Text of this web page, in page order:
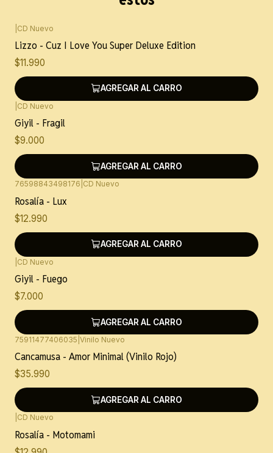
CD Nuevo
Lizzo - Cuz I Love You Super Deluxe Edition
$11.990
AGREGAR AL CARRO
CD Nuevo
Giyil - Fragil
$9.000
AGREGAR AL CARRO
76598843498176 CD Nuevo
Rosalía - Lux
$12.990
AGREGAR AL CARRO
CD Nuevo
Giyil - Fuego
$7.000
AGREGAR AL CARRO
75911477406035 Vinilo Nuevo
Cancamusa - Amor Minimal (Vinilo Rojo)
$35.990
AGREGAR AL CARRO
CD Nuevo
Rosalía - Motomami